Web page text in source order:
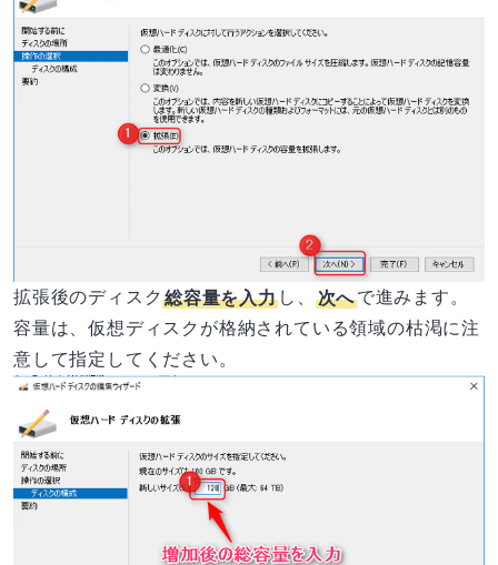
拡張後のディスク総容量を入力 し、次へで進みます。
容量は、仮想ディスクが格納されている領域の枯渇に注
意して指定してください。